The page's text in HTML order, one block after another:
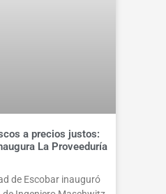
a precios justos:
La Proveeduría
de Escobar inauguró